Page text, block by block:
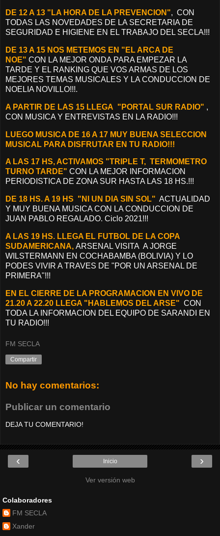
DE 12 A 13 "LA HORA DE LA PREVENCION", CON
TODAS LAS NOVEDADES DE LA SECRETARIA DE
SEGURIDAD E HIGIENE EN EL TRABAJO DEL SECLA!!!
DE 13 A 15 NOS METEMOS EN "EL ARCA DE
NOE" CON LA MEJOR ONDA PARA EMPEZAR LA
TARDE Y EL RANKING QUE VOS ARMAS DE LOS
MEJORES TEMAS MUSICALES Y LA CONDUCCION DE
NOELIA NOVILLO!!!.
A PARTIR DE LAS 15 LLEGA "PORTAL SUR RADIO" ,
CON MUSICA Y ENTREVISTAS EN LA RADIO!!!
LUEGO MUSICA DE 16 A 17 MUY BUENA SELECCION
MUSICAL PARA DISFRUTAR EN TU RADIO!!!
A LAS 17 HS, ACTIVAMOS "TRIPLE T, TERMOMETRO
TURNO TARDE" CON LA MEJOR INFORMACION
PERIODISTICA DE ZONA SUR HASTA LAS 18 HS.!!!
DE 18 HS. A 19 HS "NI UN DIA SIN SOL" ACTUALIDAD
Y MUY BUENA MUSICA CON LA CONDUCCION DE
JUAN PABLO REGALADO. Ciclo 2021!!!
A LAS 19 HS. LLEGA EL FUTBOL DE LA COPA
SUDAMERICANA, ARSENAL VISITA A JORGE
WILSTERMANN EN COCHABAMBA (BOLIVIA) Y LO
PODES VIVIR A TRAVES DE "POR UN ARSENAL DE
PRIMERA"!!!
EN EL CIERRE DE LA PROGRAMACION EN VIVO DE
21.20 A 22.20 LLEGA "HABLEMOS DEL ARSE" CON
TODA LA INFORMACION DEL EQUIPO DE SARANDI EN
TU RADIO!!!
FM SECLA
Compartir
No hay comentarios:
Publicar un comentario
DEJA TU COMENTARIO!
‹ ›
Inicio
Ver versión web
Colaboradores
FM SECLA
Xander